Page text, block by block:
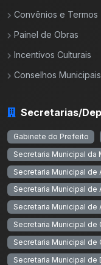
Convênios e Termos
Painel de Obras
Incentivos Culturais
Conselhos Municipais
Secretarias/
Gabinete do Prefeito
Secretaria Municipal da
Secretaria Municipal de
Secretaria Municipal de
Secretaria Municipal de
Secretaria Municipal de
Secretaria Municipal de
Secretaria Municipal